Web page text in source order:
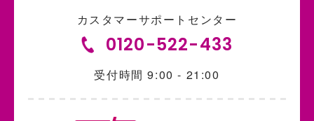
カスタマーサポートセンター
0120-522-433
受付時間 9:00 - 21:00